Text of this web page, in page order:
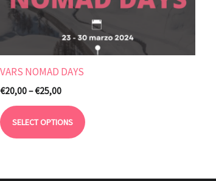
VARS NOMAD DAYS
€20,00–€25,00
SELECT OPTIONS